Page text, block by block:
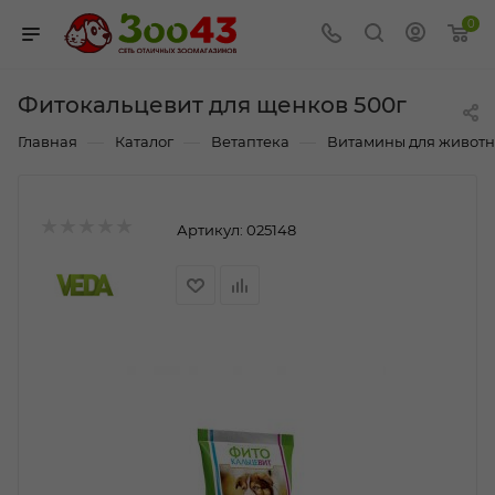
0
Фитокальцевит для щенков 500г
Главная Каталог Ветаптека Витамины для
Артикул: 025148